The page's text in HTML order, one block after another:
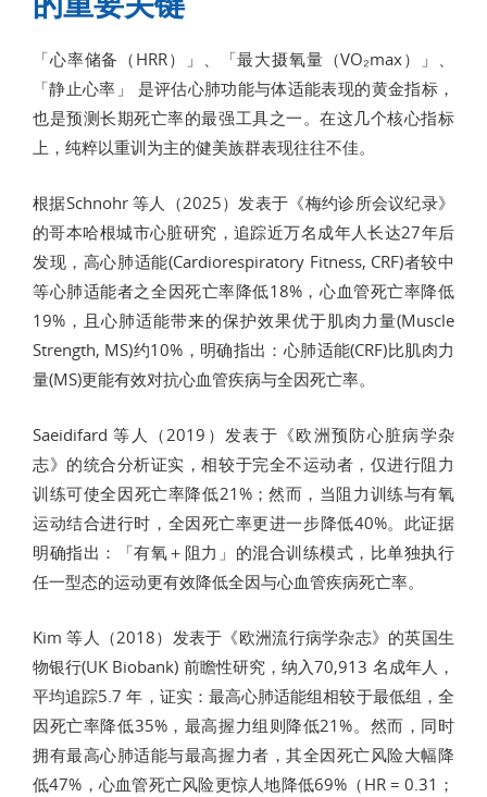
「心率储备（HRR）」、「最大摄氧量（VO₂max）」、
「静止心率」 是评估心肺功能与体适能表现的黄金指标，
也是预测长期死亡率的最强工具之一。在这几个核心指标
上，纯粹以重训为主的健美族群表现往往不佳。
根据Schnohr 等人（2025）发表于《梅约诊所会议纪录》
的哥本哈根城市心脏研究，追踪近万名成年人长达27年后
发现，高心肺适能(Cardiorespiratory Fitness, CRF)者较中
等心肺适能者之全因死亡率降低18%，心血管死亡率降低
19%，且心肺适能带来的保护效果优于肌肉力量(Muscle
Strength, MS)约10%，明确指出：心肺适能(CRF)比肌肉力
量(MS)更能有效对抗心血管疾病与全因死亡率。
Saeidifard 等人（2019）发表于《欧洲预防心脏病学杂
志》的统合分析证实，相较于完全不运动者，仅进行阻力
训练可使全因死亡率降低21%；然而，当阻力训练与有氧
运动结合进行时，全因死亡率更进一步降低40%。此证据
明确指出：「有氧＋阻力」的混合训练模式，比单独执行
任一型态的运动更有效降低全因与心血管疾病死亡率。
Kim 等人（2018）发表于《欧洲流行病学杂志》的英国生
物银行(UK Biobank) 前瞻性研究，纳入70,913 名成年人，
平均追踪5.7 年，证实：最高心肺适能组相较于最低组，全
因死亡率降低35%，最高握力组则降低21%。然而，同时
拥有最高心肺适能与最高握力者，其全因死亡风险大幅降
低47%，心血管死亡风险更惊人地降低69%（HR = 0.31；